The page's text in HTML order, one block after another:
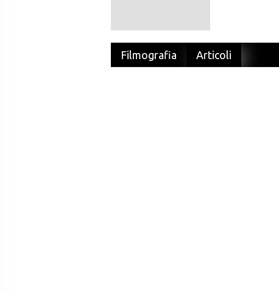
Filmografia Articoli